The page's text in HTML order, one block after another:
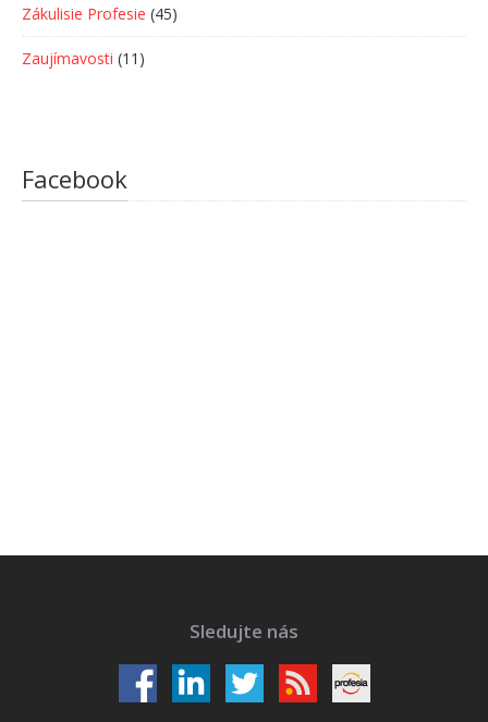
Zákulisie Profesie (45)
Zaujímavosti (11)
Facebook
Sledujte nás